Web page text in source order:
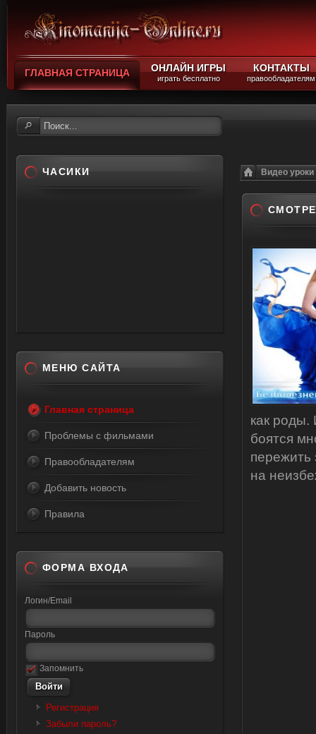
ГЛАВНАЯ СТРАНИЦА ОНЛАЙН ИГРЫ
играть бесплатно
КОНТАКТЫ
правообладателям
Видео уроки
как
боятся
на
ЧАСИКИ
МЕНЮ САЙТА
Главная страница
Проблемы с фильмами
Правообладателям
Добавить новость
Правила
ФОРМА ВХОДА
Логин/Email
Пароль
Запомнить
Регистрация
Забыли пароль?